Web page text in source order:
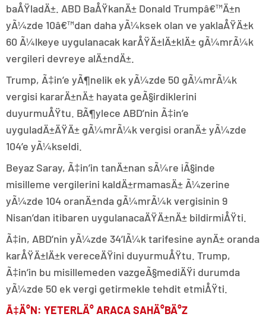
baÅŸladÄ±. ABD BaÅŸkanÄ± Donald Trumpâ€™Ä±n
yÃ¼zde 10â€™dan daha yÃ¼ksek olan ve yaklaÅŸÄ±k
60 Ã¼lkeye uygulanacak karÅŸÄ±lÄ±klÄ± gÃ¼mrÃ¼k
vergileri devreye alÄ±ndÄ±.
Trump, Ã‡in’e yÃ¶nelik ek yÃ¼zde 50 gÃ¼mrÃ¼k
vergisi kararÄ±nÄ± hayata geÃ§irdiklerini
duyurmuÅŸtu. BÃ¶ylece ABD’nin Ã‡in’e
uyguladÄ±ÄŸÄ± gÃ¼mrÃ¼k vergisi oranÄ± yÃ¼zde
104’e yÃ¼kseldi.
Beyaz Saray, Ã‡in’in tanÄ±nan sÃ¼re iÃ§inde
misilleme vergilerini kaldÄ±rmamasÄ± Ã¼zerine
yÃ¼zde 104 oranÄ±nda gÃ¼mrÃ¼k vergisinin 9
Nisan’dan itibaren uygulanacaÄŸÄ±nÄ± bildirmiÅŸti.
Ã‡in, ABD’nin yÃ¼zde 34’lÃ¼k tarifesine aynÄ± oranda
karÅŸÄ±lÄ±k vereceÄŸini duyurmuÅŸtu. Trump,
Ã‡in’in bu misillemeden vazgeÃ§mediÄŸi durumda
yÃ¼zde 50 ek vergi getirmekle tehdit etmiÅŸti.
Ã‡Ä°N: YETERLÄ° ARACA SAHÄ°BÄ°Z